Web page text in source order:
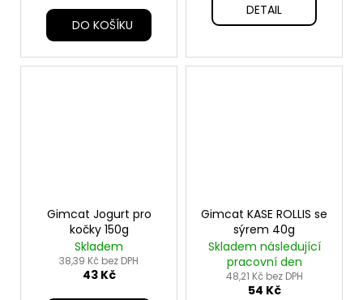
DO KOŠÍKU
DETAIL
Gimcat Jogurt pro
kočky 150g
Skladem
38,39 Kč bez DPH
43 Kč
Gimcat KASE ROLLIS se
sýrem 40g
Skladem následující
pracovní den
48,21 Kč bez DPH
54 Kč